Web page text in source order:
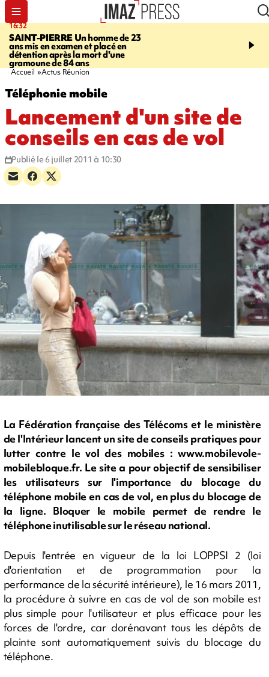
16:32
SAINT-PIERREUn homme de 23
ans mis en examen et placé en
détention après la mort d'une
gramoune de 84 ans
21:08
et Turquie scellent un
Accueil Actus Réunion
Téléphonie mobile
Lancement d'un site de
conseils en cas de vol
Publié le 6 juillet 2011 à 10:30
La Fédération française des Télécoms et le ministère
de l'Intérieur lancent un site de conseils pratiques pour
lutter contre le vol des mobiles : www.mobilevole-
mobilebloque.fr. Le site a pour objectif de sensibiliser
les utilisateurs sur l'importance du blocage du
téléphone mobile en cas de vol, en plus du blocage de
la ligne. Bloquer le mobile permet de rendre le
téléphone inutilisable sur le réseau national.
Depuis l'entrée en vigueur de la loi LOPPSI 2 (loi
d'orientation et de programmation pour la
performance de la sécurité intérieure), le 16 mars 2011,
la procédure à suivre en cas de vol de son mobile est
plus simple pour l'utilisateur et plus efficace pour les
forces de l'ordre, car dorénavant tous les dépôts de
plainte sont automatiquement suivis du blocage du
téléphone.